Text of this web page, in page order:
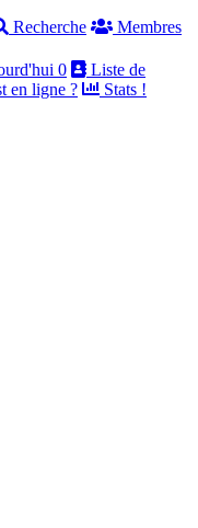
Recherche
Membres
0
Liste de
en ligne ?
Stats !